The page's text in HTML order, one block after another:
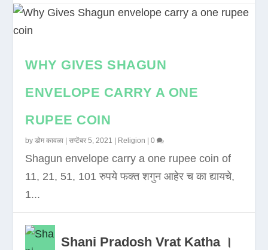
WHY GIVES SHAGUN
ENVELOPE CARRY A ONE
RUPEE COIN
byडोम कावळा |सप्टेंबर 5, 2021 Religion |0
Shagun envelope carry a one rupee coin of
11, 21, 51, 101 रुपये फक्त शगुन आहेर च का द्यायचे,
1...
Shani Pradosh Vrat Katha ।